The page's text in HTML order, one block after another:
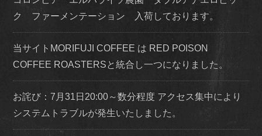
ク ファーメンテーション 入荷しております。
当サイトMORIFUJI COFFEE は RED POISON
COFFEE ROASTERSと統合し一つになりました。
お詫び：7月31日20:00～数分程度 アクセス集中により
システムトラブルが発生いたしました。